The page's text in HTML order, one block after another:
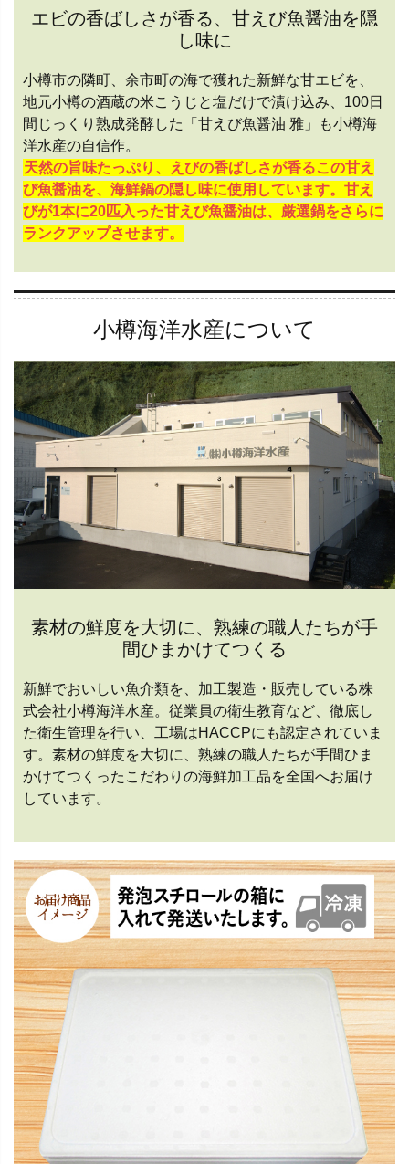
エビの香ばしさが香る、甘えび魚醤油を隠
し味に
小樽市の隣町、余市町の海で獲れた新鮮な甘エビを、
地元小樽の酒蔵の米こうじと塩だけで漬け込み、100日
間じっくり熟成発酵した「甘えび魚醤油 雅」も小樽海
洋水産の自信作。
天然の旨味たっぷり、えびの香ばしさが香るこの甘え
び魚醤油を、海鮮鍋の隠し味に使用しています。甘え
びが1本に20匹入った甘えび魚醤油は、厳選鍋をさらに
ランクアップさせます。
小樽海洋水産について
素材の鮮度を大切に、熟練の職人たちが手
間ひまかけてつくる
新鮮でおいしい魚介類を、加工製造・販売している株
式会社小樽海洋水産。従業員の衛生教育など、徹底し
た衛生管理を行い、工場はHACCPにも認定されていま
す。素材の鮮度を大切に、熟練の職人たちが手間ひま
かけてつくったこだわりの海鮮加工品を全国へお届け
しています。